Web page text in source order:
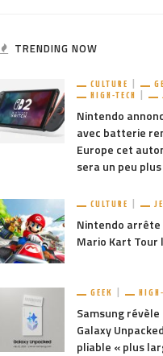
TRENDING NOW
CULTURE
HIGH-TECH
Nintendo
avec batterie
Europe cet
sera un peu
CULTURE
Nintendo arrête
Mario Kart Tour
GEEK HIGH-
Samsung
Galaxy
pliable « plus